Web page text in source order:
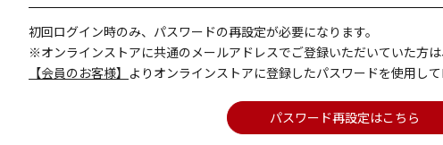
初回ログイン時のみ、パスワードの再設定が必要になります。
※オンラインストアに共通のメールアドレスでご登録いただいていた方は
【会員のお客様】 よりオンラインストアに登録したパスワードを使用して
パスワード再設定はこちら